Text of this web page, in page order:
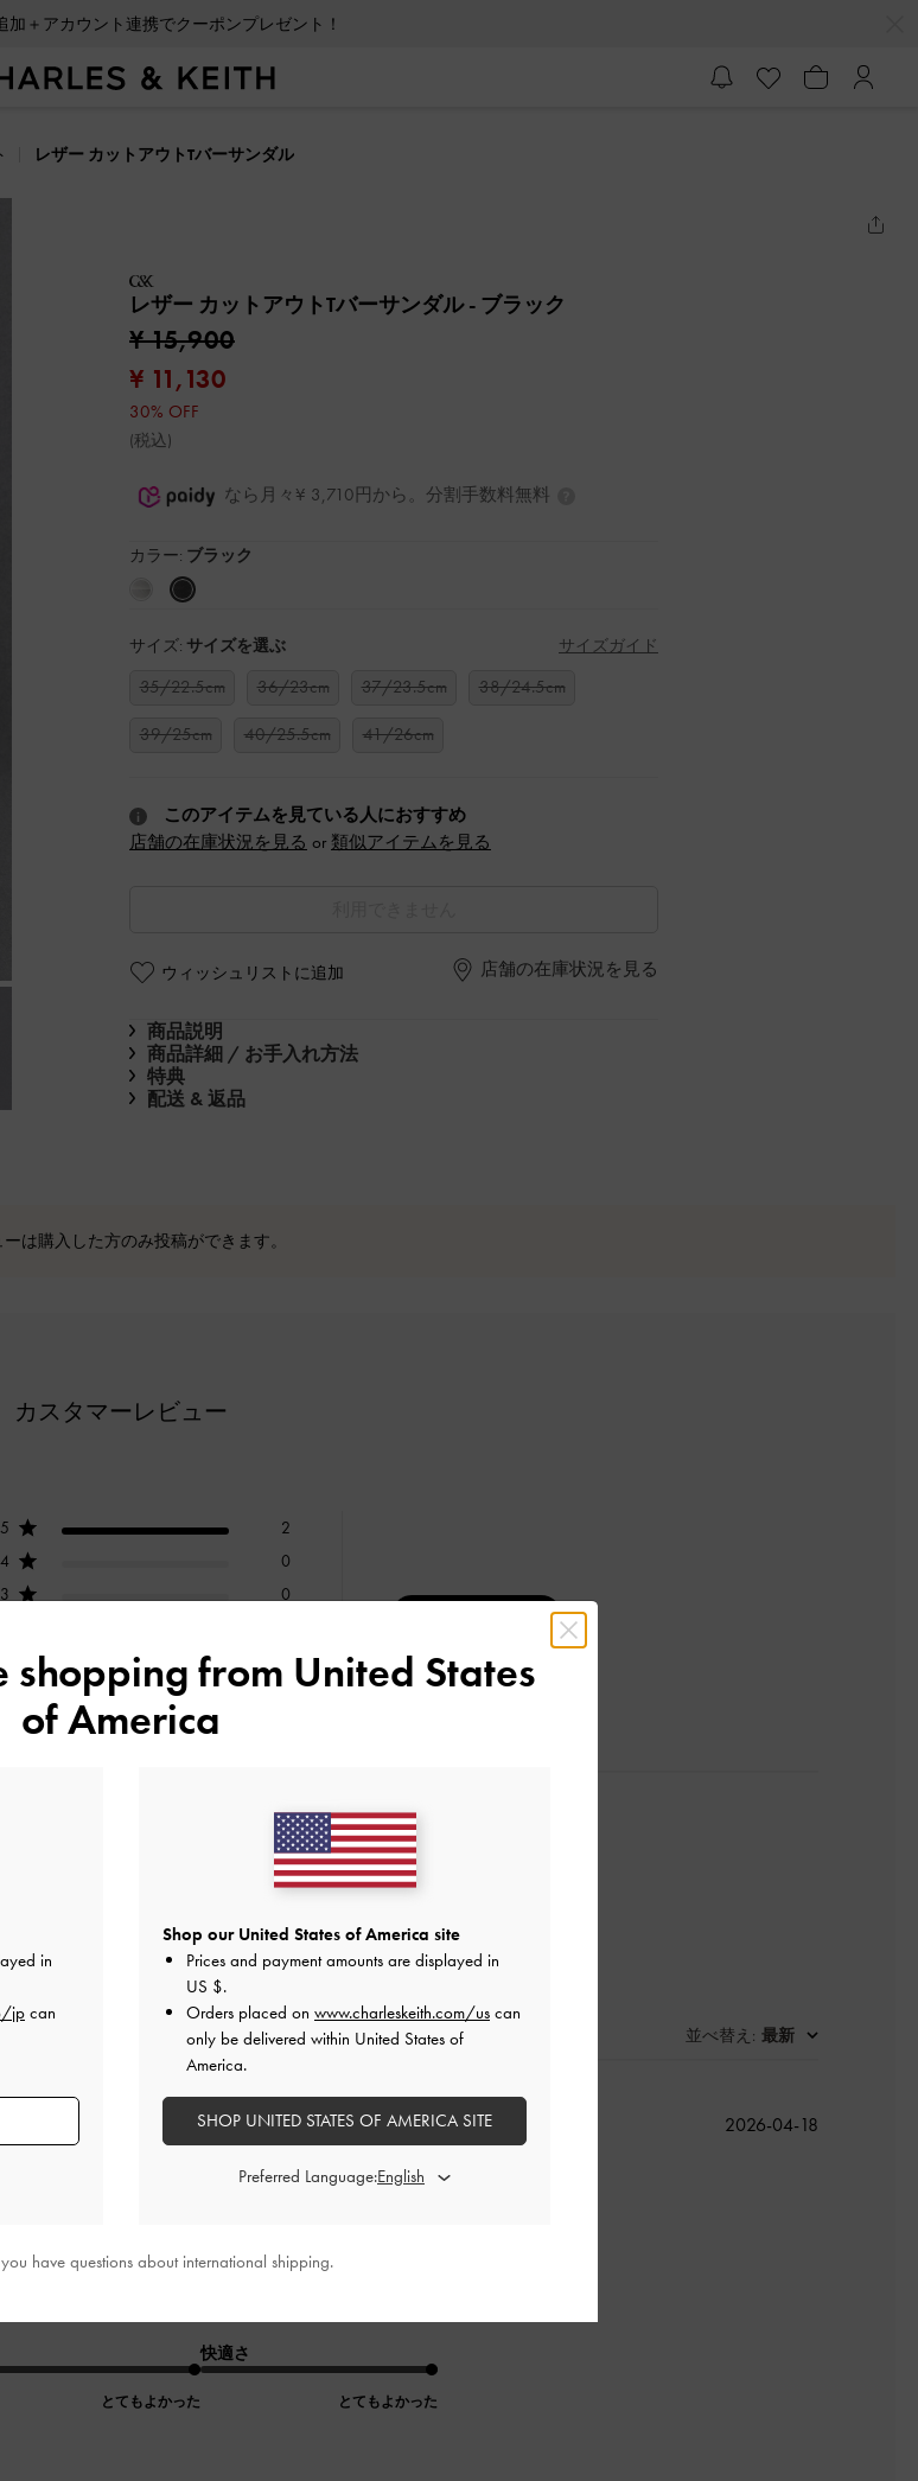
加＋アカウント連携でクーポンプレゼント！
レザー カットアウトTバーサンダル
レザー カットアウトTバーサンダル- ブラック
¥ 15,900
¥ 11,130
30% OFF
(税込)
なら月々¥ 3,710円から。分割手数料無料
カラー: ブラック
サイズ: サイズを選ぶ サイズガイド
35/22.5cm 36/23cm 37/23.5cm
38/24.5cm
39/25cm
40/25.5cm 41/26cm
このアイテムを見ている人におすすめ
店舗の在庫状況を見る or 類似アイテムを見る
ウィッシュリストに追加 店舗の在庫状況を見る
商品説明
商品詳細 / お手入れ方法
特典
配送 & 返品
ーは購入した方のみ投稿ができます。
カスタマーレビュー
5
2
4
0
3
0
とてもよかった
快適さ
全て
並べ替え : 最新
とてもよかった
快適さ
とてもよかった
公
2026-04-18
shopping from United States
of America
in
jpcan
Shop our United States of America site
Prices and payment amounts are displayed in
US $.
Orders placed on www.charleskeith.com/us can
only be delivered within United States of
America.
SHOP UNITED STATES OF AMERICA SITE
Preferred Language:
have questions about international shipping.